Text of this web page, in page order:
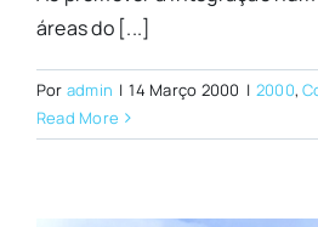
áreas do [...]
Por admin | 14 Março 2000 | 2000,
Read More